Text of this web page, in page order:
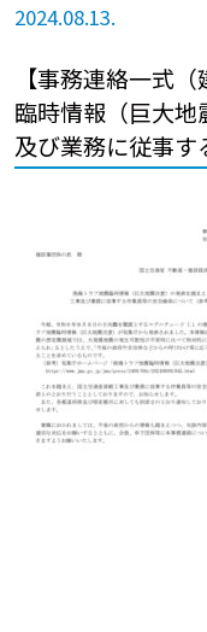
2024.08.13.
【事務連絡一式
臨時情報（巨大
及び業務に従事す